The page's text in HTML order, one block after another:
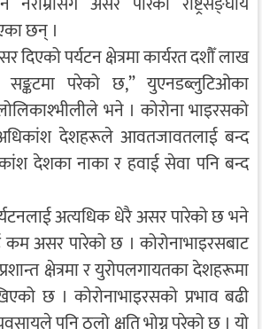
छन् ।
दिएको पर्यटन क्षेत्रमा कार्यरत दशौँ लाख
सङ्कटमा परेको छ,” युएनडब्लुटिओका
भने । कोरोना भाइरसको
देशहरूले आवतजावतलाई बन्द
देशका नाका र हवाई सेवा पनि बन्द
अत्यधिक धेरै असर पारेको छ भने
असर पारेको छ । कोरोनाभाइरसबाट
क्षेत्रमा र युरोपलगायतका देशहरूमा
छ । कोरोनाभाइरसको प्रभाव बढी